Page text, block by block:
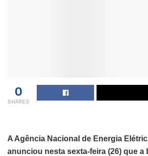
0
SHARES
A Agência Nacional de Energia
anunciou nesta sexta-feira (26) que a